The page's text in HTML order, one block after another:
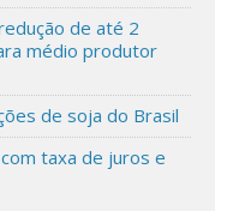
de até 2
médio produtor
de soja do Brasil
taxa de juros e